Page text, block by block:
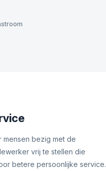
bezig met de
vrij te stellen die
betere persoonlijke service.